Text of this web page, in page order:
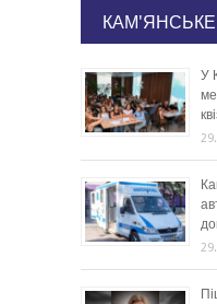
КАМ'ЯНСЬКЕ
У